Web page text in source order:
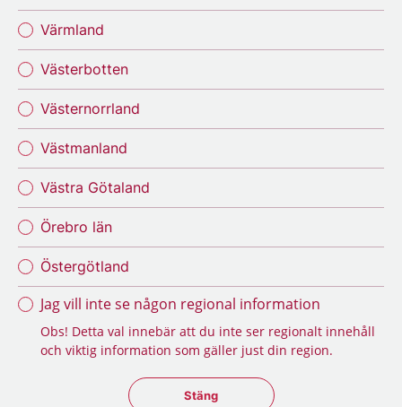
Värmland
Västerbotten
Västernorrland
Västmanland
Västra Götaland
Örebro län
Östergötland
Jag vill inte se någon regional information
Obs! Detta val innebär att du inte ser regionalt innehåll
och viktig information som gäller just din region.
Stäng regionsväljaren
Stäng